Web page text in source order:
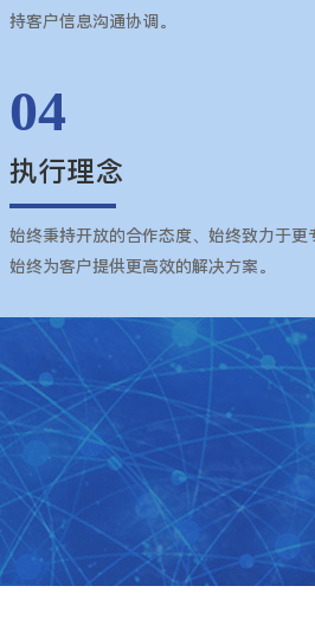
持客户信息沟通协调。
04
执行理念
始终秉持开放的合作态度、始终致力于更
始终为客户提供更高效的解决方案。